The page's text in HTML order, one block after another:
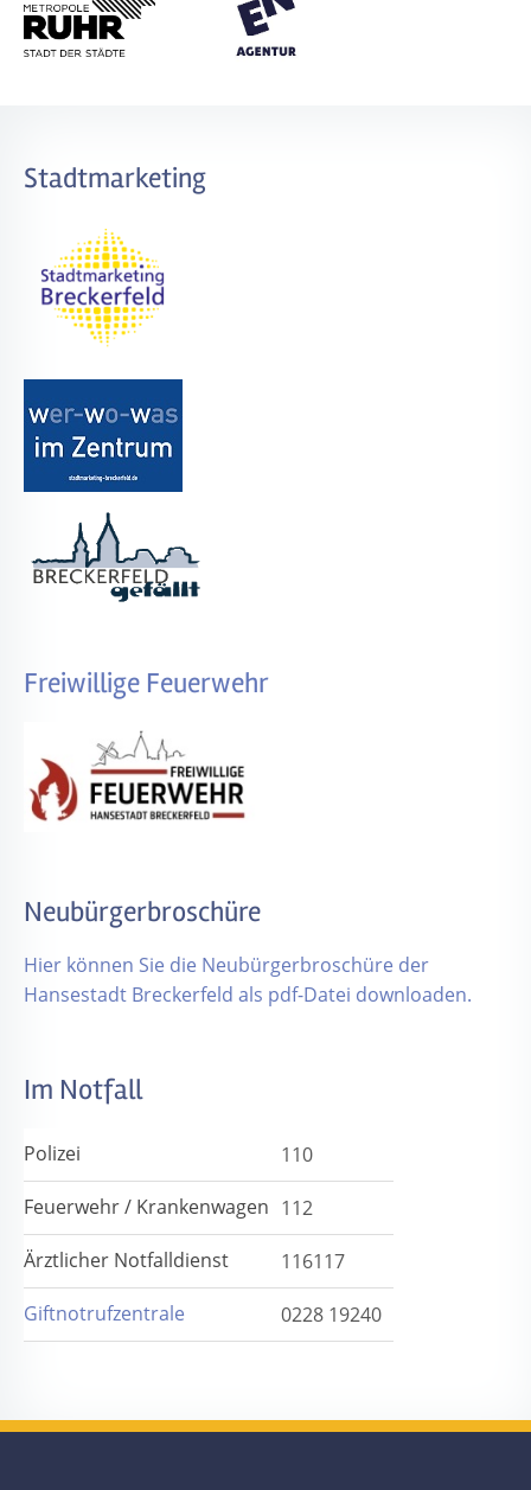
Stadtmarketing
Freiwillige Feuerwehr
Neubürgerbroschüre
Hier können Sie die Neubürgerbroschüre der
Hansestadt Breckerfeld als pdf-Datei downloaden.
Im Notfall
Polizei
110
Feuerwehr / Krankenwagen 112
Ärztlicher Notfalldienst
116117
Giftnotrufzentrale
0228 19240